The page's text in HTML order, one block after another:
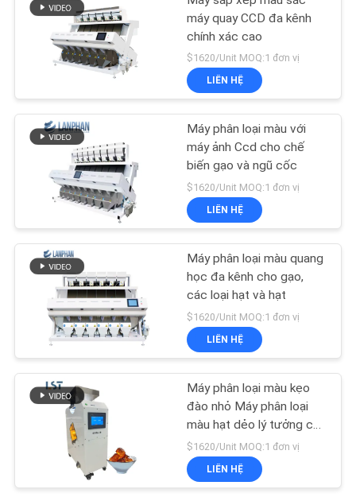
KIỂM
SOÁT
CHẤT
LƯỢNG
LIÊN
CHÚNG
TÔI
YÊU
GIÁ
TRANG
WEB
Nồi hấp tiệt trùng
hơi nước
Máy ép viên
34
Máy thu hồi dung
môi
10
máy quay CCD đa kênh
chính xác cao
$1620/Unit MOQ:1 đơn vị
LIÊN HỆ
Máy phân loại màu với
máy ảnh Ccd cho chế
biến gạo và ngũ cốc
$1620/Unit MOQ:1 đơn vị
LIÊN HỆ
Máy phân loại màu quang
học đa kênh cho gạo,
các loại hạt và hạt
$1620/Unit MOQ:1 đơn vị
LIÊN HỆ
Máy phân loại màu kẹo
đào nhỏ Máy phân loại
màu hạt dẻo lý tưởng cho
chế biến thực phẩm quy
mô nhỏ
$1620/Unit MOQ:1 đơn vị
LIÊN HỆ